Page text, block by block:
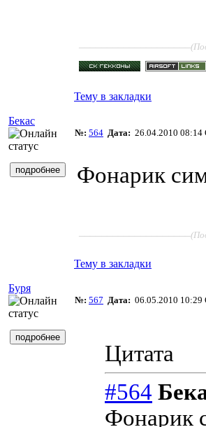
Тему в закладки
Бекас
№: 564 Дата: 26.04.2010
Фонарик
Тему в закладки
Буря
№: 567 Дата: 06.05.2010
Цитата
#564
Фонарик